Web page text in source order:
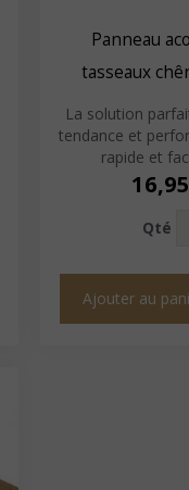
Panneau
tasseaux
La solution
tendance et
rapide et
Qté
Ajouter au